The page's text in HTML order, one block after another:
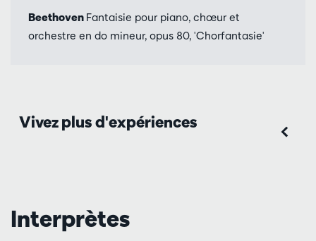
Beethoven Fantaisie pour piano, chœur et
orchestre en do mineur, opus 80, 'Chorfantasie'
Vivez plus d'expériences
Interprètes